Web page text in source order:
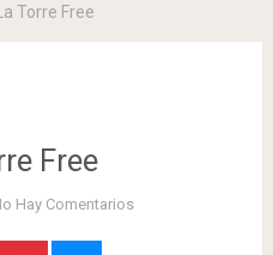
Torre Free
Free
Hay Comentarios